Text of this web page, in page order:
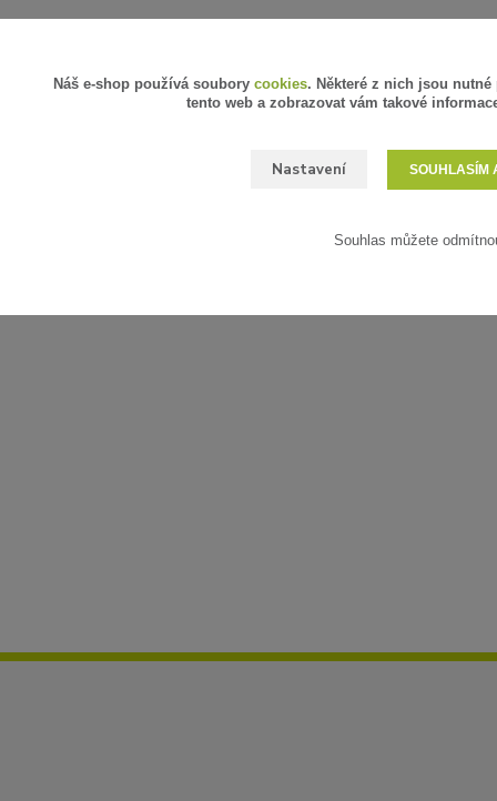
Náš e-shop používá soubory cookies. Některé z nich jsou
tento web a zobrazovat vám takové
Nastavení SOUHLASÍM
Souhlas můžete